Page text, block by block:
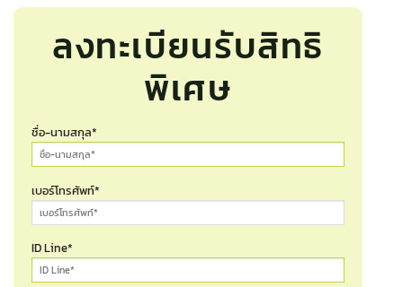
ลงทะเบียนรับสิทธิ
พิเศษ
ชื่อ-นามสกุล*
เบอร์โทรศัพท์*
ID Line*